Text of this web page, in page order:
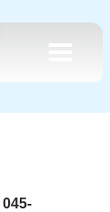
045-